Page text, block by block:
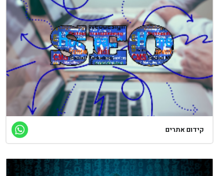
קידום אתרים